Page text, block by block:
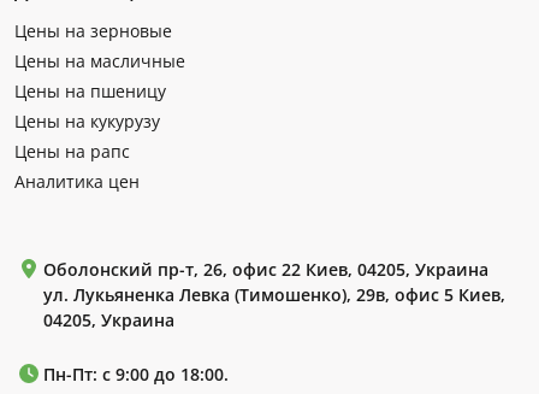
Цены на зерновые
Цены на масличные
Цены на пшеницу
Цены на кукурузу
Цены на рапс
Аналитика цен
Оболонский пр-т, 26, офис 22 Киев, 04205, Украина
ул. Лукьяненка Левка (Тимошенко), 29в, офис 5 Киев,
04205, Украина
Пн-Пт: с 9:00 до 18:00.